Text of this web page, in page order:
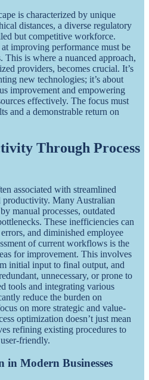
is characterized by unique
distances, a diverse regulatory
but competitive workforce.
improving performance must be
This is where a nuanced approach,
providers, becomes crucial. It’s
new technologies; it’s about
improvement and empowering
effectively. The focus must
and a demonstrable return on
Through Process
associated with streamlined
productivity. Many Australian
manual processes, outdated
These inefficiencies can
and diminished employee
of current workflows is the
for improvement. This involves
initial input to final output, and
unnecessary, or prone to
tools and integrating various
reduce the burden on
on more strategic and value-
optimization doesn’t just mean
refining existing procedures to
friendly.
in Modern Businesses